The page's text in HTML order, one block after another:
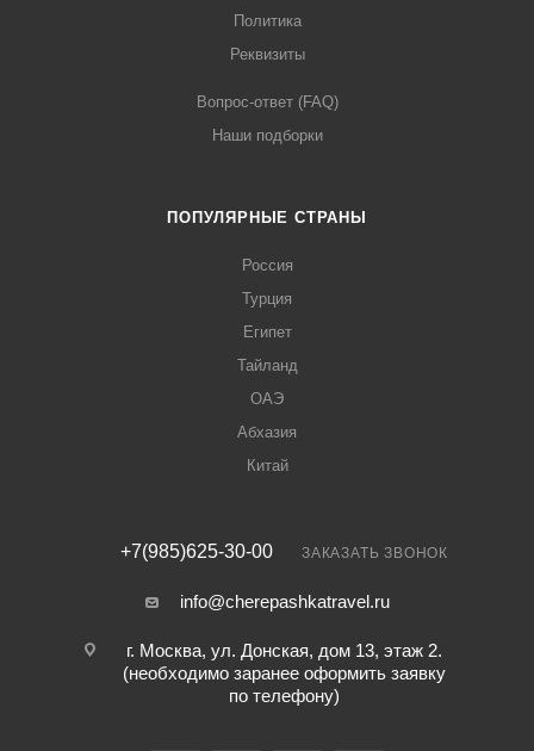
Политика
Реквизиты
Вопрос-ответ (FAQ)
Наши подборки
ПОПУЛЯРНЫЕ СТРАНЫ
Россия
Турция
Египет
Тайланд
ОАЭ
Абхазия
Китай
+7(985)625-30-00 ЗАКАЗАТЬ ЗВОНОК
info@cherepashkatravel.ru
г. Москва, ул. Донская, дом 13, этаж 2.
(необходимо заранее оформить заявку
по телефону)